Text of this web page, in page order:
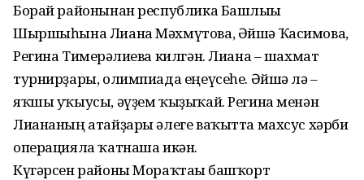
Борай районынан республика Башлығы
Шыршыһына Лиана Мәхмүтова, Әйшә Ҡасимова,
Регина Тимерғәлиева килгән. Лиана – шахмат
турнирҙары, олимпиада еңеүсеһе. Әйшә лә –
яҡшы уҡыусы, әүҙем ҡыҙыҡай. Регина менән
Лиананың атайҙары әлеге ваҡытта махсус хәрби
операцияла ҡатнаша икән.
Күгәрсен районы Мораҡтағы баш­ҡорт